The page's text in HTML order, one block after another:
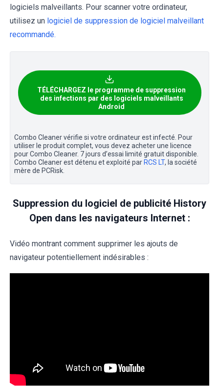
logiciels malveillants. Pour scanner votre ordinateur,
utilisez un logiciel de suppression de logiciel malveillant
recommandé.
TÉLÉCHARGEZ le programme de suppression
des infections par des logiciels malveillants
Android
Combo Cleaner vérifie si votre ordinateur est infecté. Pour
utiliser le produit complet, vous devez acheter une licence
pour Combo Cleaner. 7 jours d’essai limité gratuit disponible.
Combo Cleaner est détenu et exploité par RCS LT, la société
mère de PCRisk.
Suppression du logiciel de publicité History
Open dans les navigateurs Internet :
Vidéo montrant comment supprimer les ajouts de
navigateur potentiellement indésirables :